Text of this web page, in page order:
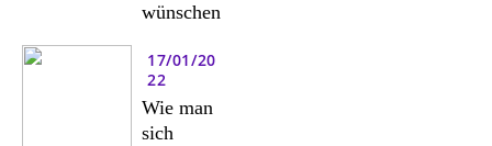
wünschen
17/01/20
22
Wie man
sich